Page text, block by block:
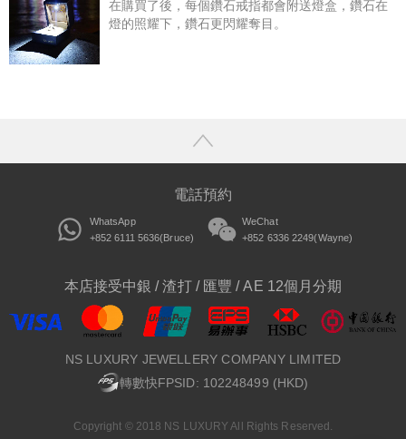
在購買了後，每個鑽石戒指都會附送燈盒，鑽石在
燈的照耀下，鑽石更閃耀奪目。
電話預約
WhatsApp
+852 6111 5636(Bruce)
WeChat
+852 6336 2249(Wayne)
本店接受中銀 / 渣打 / 匯豐 / AE 12個月分期
NS LUXURY JEWELLERY COMPANY LIMITED
轉數快FPSID: 102248499 (HKD)
Copyright © 2018 NS LUXURY All Rights Reserved.